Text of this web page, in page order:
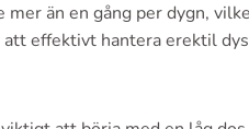
än en gång per dygn,
effektivt hantera erektil